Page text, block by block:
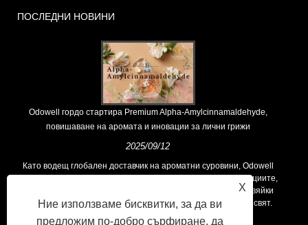
ПОСЛЕДНИ НОВИНИ
Odowell гордо стартира Premium Alpha-Amylcinnamaldehyde,
повишаване на аромата и иновации за лични грижи
2025/09/12
Като водещ глобален доставчик на ароматни суровини, Odowell
поддържа основна философия на „ориентирана към иновациите,
фокусирани върху качеството“, последователно предоставяйки
превъзходни решения за аромати на клиентите по целия свят.
X
Ние използваме бисквитки, за да ви
предложим по-добро сърфиране, да